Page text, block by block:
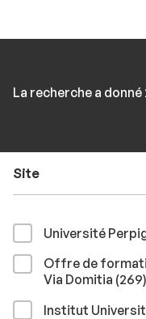
par
La recherche a
Site
Université
Offre de
Via Domitia (269)
Institut